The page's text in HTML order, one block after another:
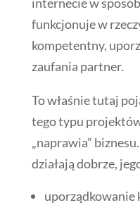
funkcjonuje w
kompetentny,
zaufania partner.
To właśnie tutaj
tego typu
„naprawia”
działają dobrze,
uporządkowanie